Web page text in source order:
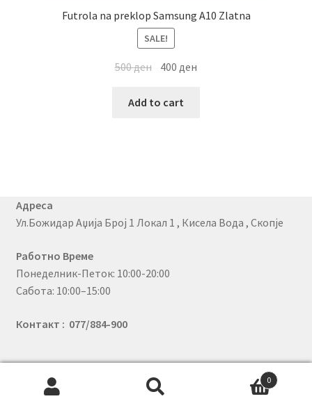
Futrola na preklop Samsung A10 Zlatna
SALE!
500ден 400ден
Add to cart
Адреса
Ул.Божидар Аџија Број 1 Локал 1 , Кисела Вода , Скопје
Работно Време
Понеделник-Петок: 10:00-20:00
Сабота: 10:00–15:00
Контакт : 077/884-900
© PhoneX 2026
0